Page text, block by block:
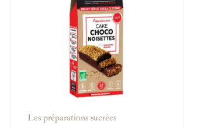
Les préparations sucrées